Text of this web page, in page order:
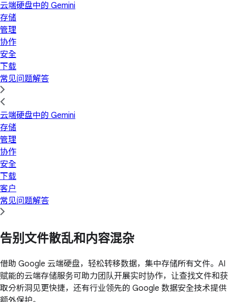
云端硬盘中的 Gemini
存储
管理
协作
安全
下载
常见问题解答
云端硬盘中的 Gemini
存储
管理
协作
安全
下载
客户
常见问题解答
告别文件散乱和内容混杂
借助 Google 云端硬盘，轻松转移数据，集中存储所有文件。AI
赋能的云端存储服务可助力团队开展实时协作，让查找文件和获
取分析洞见更快捷，还有行业领先的 Google 数据安全技术提供